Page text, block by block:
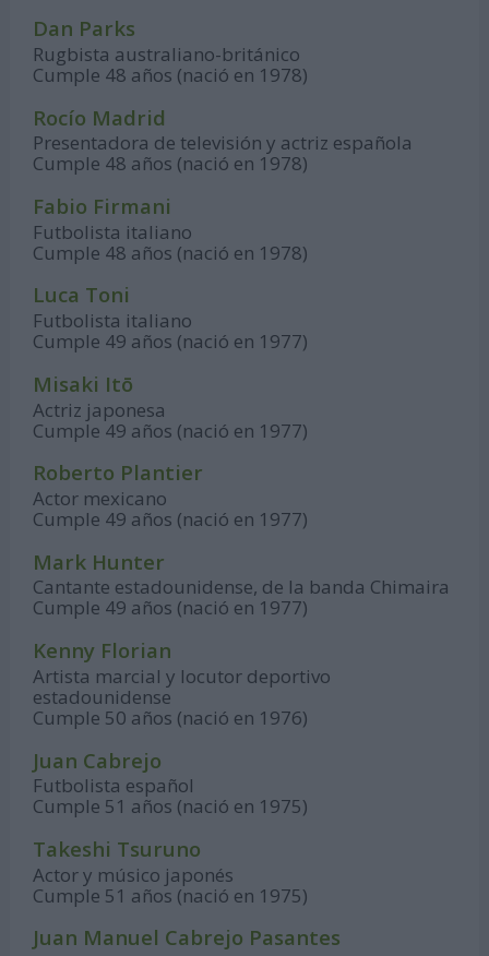
Dan Parks
Rugbista australiano-británico
Cumple 48 años (nació en 1978)
Rocío Madrid
Presentadora de televisión y actriz española
Cumple 48 años (nació en 1978)
Fabio Firmani
Futbolista italiano
Cumple 48 años (nació en 1978)
Luca Toni
Futbolista italiano
Cumple 49 años (nació en 1977)
Misaki Itō
Actriz japonesa
Cumple 49 años (nació en 1977)
Roberto Plantier
Actor mexicano
Cumple 49 años (nació en 1977)
Mark Hunter
Cantante estadounidense, de la banda Chimaira
Cumple 49 años (nació en 1977)
Kenny Florian
Artista marcial y locutor deportivo
estadounidense
Cumple 50 años (nació en 1976)
Juan Cabrejo
Futbolista español
Cumple 51 años (nació en 1975)
Takeshi Tsuruno
Actor y músico japonés
Cumple 51 años (nació en 1975)
Juan Manuel Cabrejo Pasantes